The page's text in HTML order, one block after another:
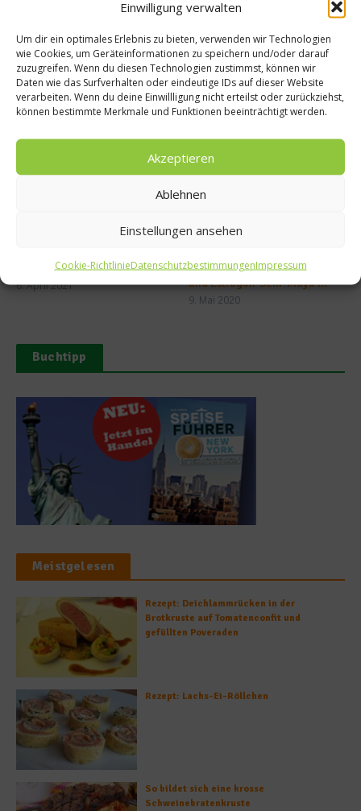
Einwilligung verwalten
Um dir ein optimales Erlebnis zu bieten, verwenden wir Technologien
wie Cookies, um Geräteinformationen zu speichern und/oder darauf
zuzugreifen. Wenn du diesen Technologien zustimmst, können wir
Daten wie das Surfverhalten oder eindeutige IDs auf dieser Website
verarbeiten. Wenn du deine Einwillligung nicht erteilst oder zurückziehst,
können bestimmte Merkmale und Funktionen beeinträchtigt werden.
Akzeptieren
Ablehnen
Einstellungen ansehen
Cookie-RichtlinieDatenschutzbestimmungenImpressum
Ähnliche Beiträge
Tipps zur Spargelzeit
6. April 2021
Grünspargel, Ofentomaten
und Estragon-Senf-Mayo ...
9. Mai 2020
Buchtipp
Meistgelesen
Rezept: Deichlammrücken in der
Brotkruste auf Tomatenconfit und
gefüllten Poveraden
Rezept: Lachs-Ei-Röllchen
So bildet sich eine krosse
Schweinebratenkruste